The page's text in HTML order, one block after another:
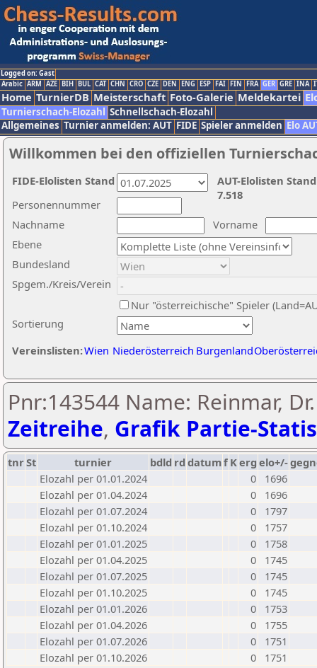
Logged on: Gast
Arabic ARM AZE BIH BUL CAT CHN CRO CZE DEN ENG ESP FAI FIN FRA GER GRE INA
Home TurnierDB Meisterschaft Foto-Galerie Meldekartei
Turnierschach-Elozahl Schnellschach-Elozahl
Allgemeines Turnier anmelden: AUT FIDE Spieler anmelden Elo
Willkommen bei den offiziellen
Nachname
Vorname
Ebene
Sortierung
Personennummer
Bundesland
Spgem./Kreis/Verein
Nur "österreichische" Spieler
Vereinslisten:Wien Niederösterreich Burgenland
AUT-Elolisten
7.518
FIDE-Elolisten Stand
Pnr:143544 Name: Reinmar,
Zeitreihe, Grafik Partie-
tnrSt turnier bdld rd datumf Kerg elo+/-
Elozahl per 01.01.2024
0
1696
Elozahl per 01.04.2024
0
1696
Elozahl per 01.07.2024
0
1797
Elozahl per 01.10.2024
0
1757
Elozahl per 01.01.2025
0
1758
Elozahl per 01.04.2025
0
1745
Elozahl per 01.07.2025
0
1745
Elozahl per 01.10.2025
0
1745
Elozahl per 01.01.2026
0
1753
Elozahl per 01.04.2026
0
1755
Elozahl per 01.07.2026
0
1751
Elozahl per 01.10.2026
0 1751